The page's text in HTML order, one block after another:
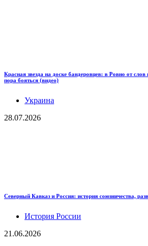
Красная звезда на доске бандеровцев: в Ровно от
пора бояться (видео)
Украина
28.07.2026
Северный Кавказ и Россия: история союзничества,
История России
21.06.2026